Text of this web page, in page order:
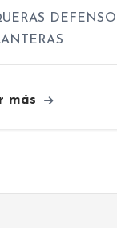
más